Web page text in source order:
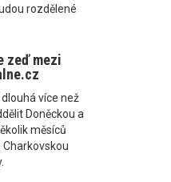
rozdělené
zeď mezi
více než
Doněckou a
měsíců